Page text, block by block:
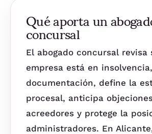
Qué aporta un
concursal
El abogado concursal revisa
empresa está en
documentación, define la
procesal, anticipa
acreedores y protege la
administradores. En